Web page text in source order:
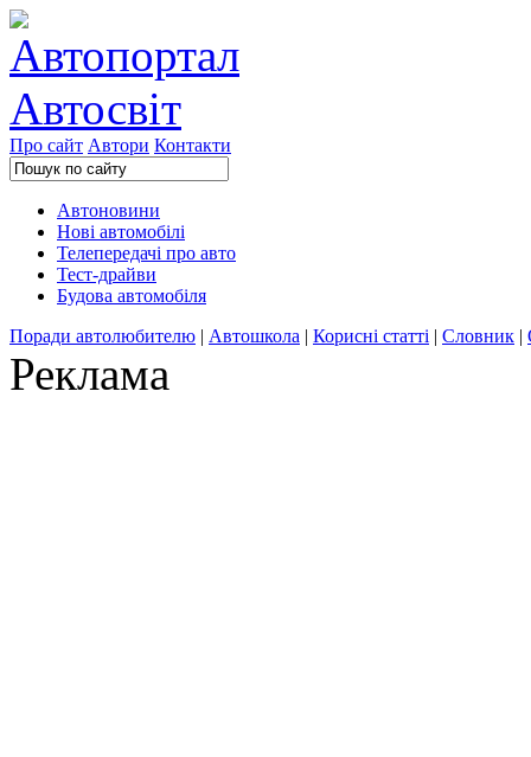
Про сайт Автори Контакти
Автоновини
Нові автомобілі
Телепередачі про авто
Тест-драйви
Будова автомобіля
Поради автолюбителю | Автошкола | Корисні статті | Словник |
Реклама